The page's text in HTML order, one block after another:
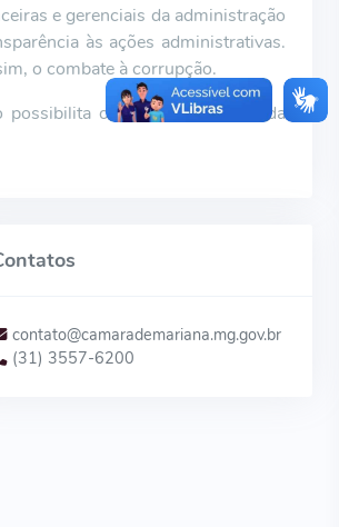
e gerenciais da administração
às ações administrativas.
o combate à corrupção.
o acompanhamento da
contato@camarademariana.mg.gov.br
(31) 3557-6200